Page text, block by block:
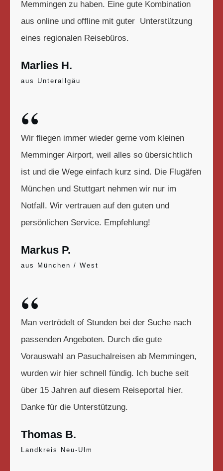
Memmingen zu haben. Eine gute Kombination
aus online und offline mit guter Unterstützung
eines regionalen Reisebüros.
Marlies H.
aus Unterallgäu
“
Wir fliegen immer wieder gerne vom kleinen
Memminger Airport, weil alles so übersichtlich
ist und die Wege einfach kurz sind. Die Flugäfen
München und Stuttgart nehmen wir nur im
Notfall. Wir vertrauen auf den guten und
persönlichen Service. Empfehlung!
Markus P.
aus München / West
“
Man vertrödelt of Stunden bei der Suche nach
passenden Angeboten. Durch die gute
Vorauswahl an Pasuchalreisen ab Memmingen,
wurden wir hier schnell fündig. Ich buche seit
über 15 Jahren auf diesem Reiseportal hier.
Danke für die Unterstützung.
Thomas B.
Landkreis Neu-Ulm